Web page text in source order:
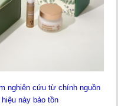
nghiên cứu từ chính nguồn
này bảo tồn